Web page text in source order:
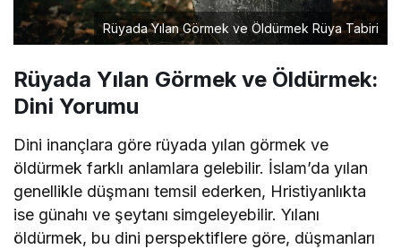
Rüyada Yılan Görmek ve Öldürmek Rüya Tabiri
Rüyada Yılan Görmek ve Öldürmek:
Dini Yorumu
Dini inançlara göre rüyada yılan görmek ve
öldürmek farklı anlamlara gelebilir. İslam’da yılan
genellikle düşmanı temsil ederken, Hristiyanlıkta
ise günahı ve şeytanı simgeleyebilir. Yılanı
öldürmek, bu dini perspektiflere göre, düşmanları